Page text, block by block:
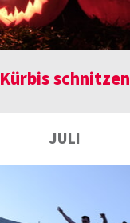
Kürbis schnitzen
JULI